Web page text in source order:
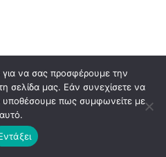
να σας προσφέρουμε την
σελίδα μας. Εάν συνεχίσετε να
υποθέσουμε πως συμφωνείτε με
αυτό.